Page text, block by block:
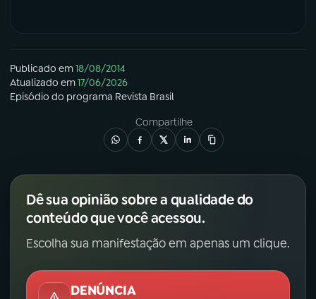
Publicado em18/08/2014
Atualizado em17/06/2026
Episódio do programa Revista Brasil
Compartilhe
Dê sua opinião sobre a qualidade do
conteúdo que você acessou.
Escolha sua manifestação em apenas um clique.
DENÚNCIA